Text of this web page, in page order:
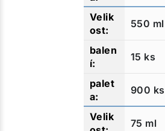
550 ml
15 ks
900 ks
75 ml